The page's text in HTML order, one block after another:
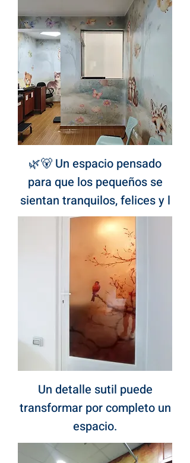
🌿🐻 Un espacio pensado
para que los pequeños se
sientan tranquilos, felices y l
Un detalle sutil puede
transformar por completo un
espacio.